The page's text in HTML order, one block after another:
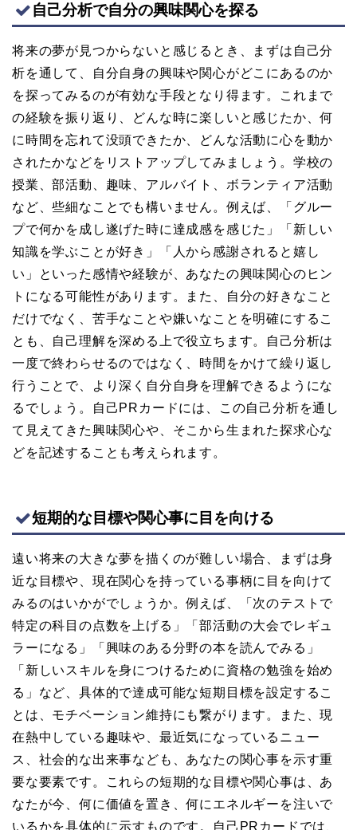
自己分析で自分の興味関心を探る
将来の夢が見つからないと感じるとき、まずは自己分
析を通して、自分自身の興味や関心がどこにあるのか
を探ってみるのが有効な手段となり得ます。これまで
の経験を振り返り、どんな時に楽しいと感じたか、何
に時間を忘れて没頭できたか、どんな活動に心を動か
されたかなどをリストアップしてみましょう。学校の
授業、部活動、趣味、アルバイト、ボランティア活動
など、些細なことでも構いません。例えば、「グルー
プで何かを成し遂げた時に達成感を感じた」「新しい
知識を学ぶことが好き」「人から感謝されると嬉し
い」といった感情や経験が、あなたの興味関心のヒン
トになる可能性があります。また、自分の好きなこと
だけでなく、苦手なことや嫌いなことを明確にするこ
とも、自己理解を深める上で役立ちます。自己分析は
一度で終わらせるのではなく、時間をかけて繰り返し
行うことで、より深く自分自身を理解できるようにな
るでしょう。自己PRカードには、この自己分析を通し
て見えてきた興味関心や、そこから生まれた探求心な
どを記述することも考えられます。
短期的な目標や関心事に目を向ける
遠い将来の大きな夢を描くのが難しい場合、まずは身
近な目標や、現在関心を持っている事柄に目を向けて
みるのはいかがでしょうか。例えば、「次のテストで
特定の科目の点数を上げる」「部活動の大会でレギュ
ラーになる」「興味のある分野の本を読んでみる」
「新しいスキルを身につけるために資格の勉強を始め
る」など、具体的で達成可能な短期目標を設定するこ
とは、モチベーション維持にも繋がります。また、現
在熱中している趣味や、最近気になっているニュー
ス、社会的な出来事なども、あなたの関心事を示す重
要な要素です。これらの短期的な目標や関心事は、あ
なたが今、何に価値を置き、何にエネルギーを注いで
いるかを具体的に示すものです。自己PRカードでは、